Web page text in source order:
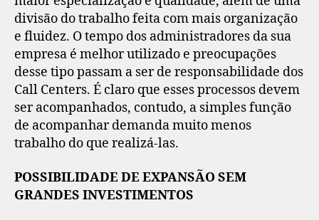
divisão do trabalho feita com mais organização
e fluidez. O tempo dos administradores da sua
empresa é melhor utilizado e preocupações
desse tipo passam a ser de responsabilidade dos
Call Centers. É claro que esses processos devem
ser acompanhados, contudo, a simples função
de acompanhar demanda muito menos
trabalho do que realizá-las.
POSSIBILIDADE DE EXPANSÃO SEM
GRANDES INVESTIMENTOS